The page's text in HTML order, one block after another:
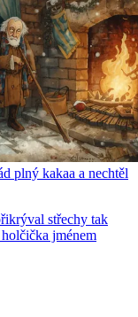
plný kakaa a nechtěl
střechy tak
jménem